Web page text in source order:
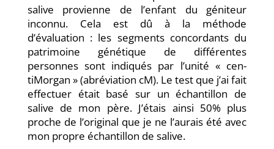
salive provienne de l’enfant du géniteur
inconnu. Cela est dû à la méthode
d’évaluation : les segments concordants du
patrimoine génétique de différentes
personnes sont indiqués par l’unité « cen-
tiMorgan » (abréviation cM). Le test que j’ai fait
effectuer était basé sur un échantillon de
salive de mon père. J’étais ainsi 50% plus
proche de l’original que je ne l’aurais été avec
mon propre échantillon de salive.